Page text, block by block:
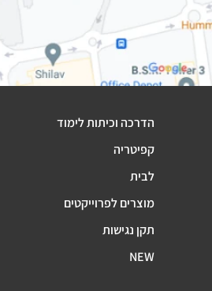
הדרכה וכיתות לימוד
קפיטריה
לבית
מוצרים לפרוייקטים
תקן נגישות
NEW